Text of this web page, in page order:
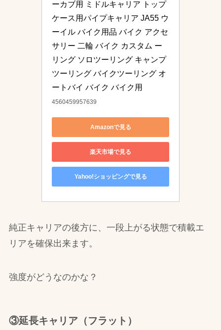
ーカブ用 ミドルキャリア トップ
ケース用パイプキャリア JA55 ウ
ーイル バイク用品 バイク アクセ
サリー 二輪 バイク カスタム ー
リング ソロツーリング キャンプ
ツーリング バイクツーリング オ
ートバイ バイク バイク用
4560459957639
Amazonで見る
楽天市場で見る
Yahoo!ショッピングで見る
純正キャリアの後方に、一段上がる状態で積載エ
リアを確保出来ます。
強度がどうなのかな？
③延長キャリア（フラット）